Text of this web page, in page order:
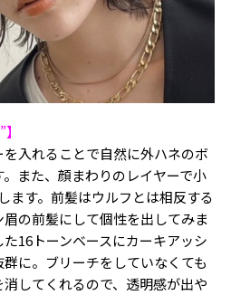
入れることで自然に外ハネのボ
また、顔まわりのレイヤーで小
ます。前髪はウルフとは相反する
の前髪にして個性を出してみま
16トーンベースにカーキアッシ
に。ブリーチをしていなくても
してくれるので、透明感が出や